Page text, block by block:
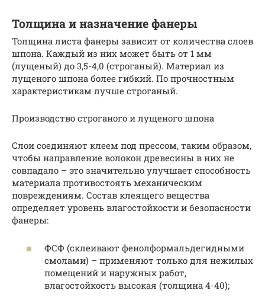
Толщина и назначение фанеры
Толщина листа фанеры зависит от количества слоев
шпона. Каждый из них может быть от 1 мм
(лущеный) до 3,5-4,0 (строганый). Материал из
лущеного шпона более гибкий. По прочностным
характеристикам лучше строганый.
Производство строганого и лущеного шпона
Слои соединяют клеем под прессом, таким образом,
чтобы направление волокон древесины в них не
совпадало – это значительно улучшает способность
материала противостоять механическим
повреждениям. Состав клеящего вещества
определяет уровень влагостойкости и безопасности
фанеры:
ФСФ (склеивают фенолформальдегидными
смолами) – применяют только для нежилых
помещений и наружных работ,
влагостойкость высокая (толщина 4-40);